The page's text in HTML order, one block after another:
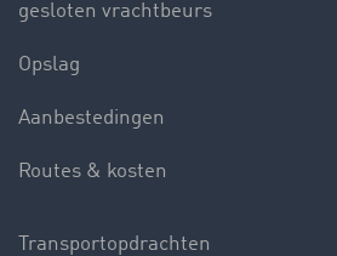
gesloten vrachtbeurs
Opslag
Aanbestedingen
Routes & kosten
Transportopdrachten